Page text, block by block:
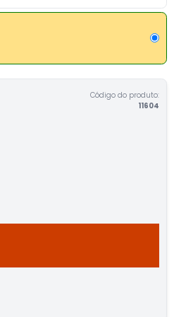
Código do produto:
11604